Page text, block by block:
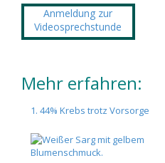
Anmeldung zur
Videosprechstunde
Mehr erfahren:
1. 44% Krebs trotz Vorsorge